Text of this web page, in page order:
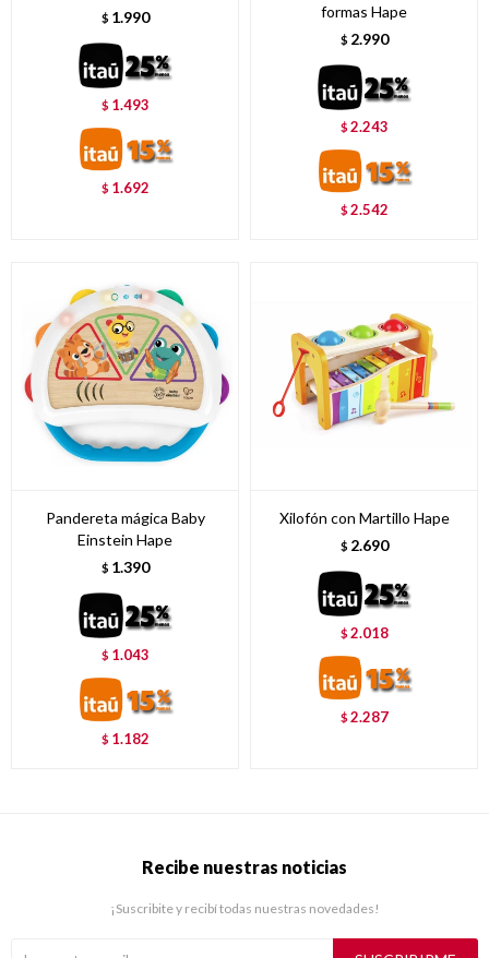
$ 1.990
$ 1.493
$ 1.692
formas Hape
$ 2.990
$2.243
$2.542
Pandereta mágica Baby
Einstein Hape
$ 1.390
$ 1.043
$ 1.182
Xilofón con Martillo Hape
$ 2.690
$2.018
$2.287
Recibe nuestras noticias
¡Suscribite y recibí todas nuestras novedades!